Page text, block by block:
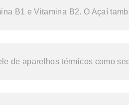
B1 e Vitamina B2. O Açaí
de aparelhos térmicos como